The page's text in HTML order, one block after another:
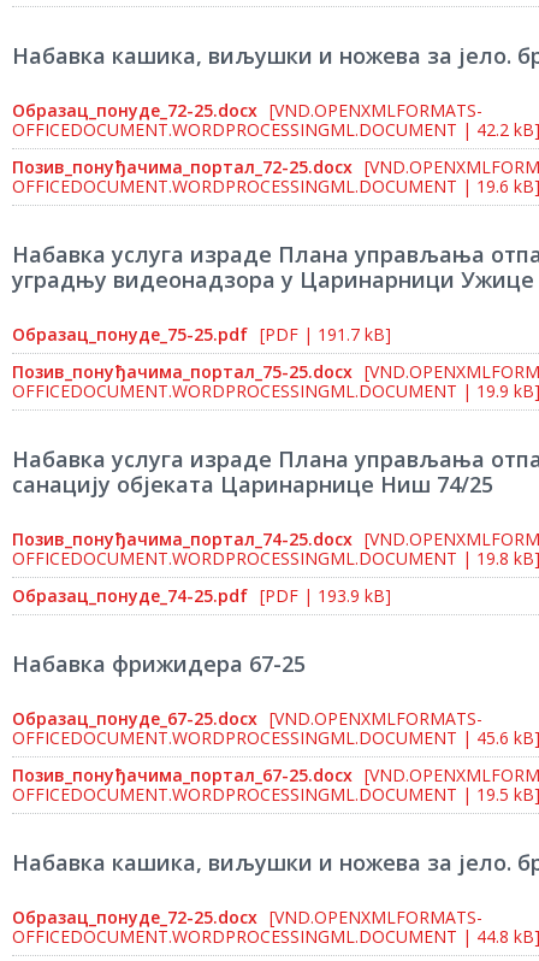
Набавка кашика, виљушки и ножева за јело.
Образац_понуде_72-25.docx [VND.OPENXMLFORMATS-
OFFICEDOCUMENT.WORDPROCESSINGML.DOCUMENT | 42.2 kB]
Позив_понуђачима_портал_72-25.docx
OFFICEDOCUMENT.WORDPROCESSINGML.DOCUMENT | 19.6 kB]
Набавка услуга израде Плана управљања
уградњу видеонадзора у Царинарници Ужице
Образац_понуде_75-25.pdf [PDF | 191.7 kB]
Позив_понуђачима_портал_75-25.docx
OFFICEDOCUMENT.WORDPROCESSINGML.DOCUMENT | 19.9 kB]
Набавка услуга израде Плана управљања
санацију објеката Царинарнице Ниш 74/25
Позив_понуђачима_портал_74-25.docx
OFFICEDOCUMENT.WORDPROCESSINGML.DOCUMENT | 19.8 kB]
Образац_понуде_74-25.pdf [PDF | 193.9 kB]
Набавка фрижидера 67-25
Образац_понуде_67-25.docx [VND.OPENXMLFORMATS-
OFFICEDOCUMENT.WORDPROCESSINGML.DOCUMENT | 45.6 kB]
Позив_понуђачима_портал_67-25.docx
OFFICEDOCUMENT.WORDPROCESSINGML.DOCUMENT | 19.5 kB]
Набавка кашика, виљушки и ножева за јело.
Образац_понуде_72-25.docx [VND.OPENXMLFORMATS-
OFFICEDOCUMENT.WORDPROCESSINGML.DOCUMENT | 44.8 kB]